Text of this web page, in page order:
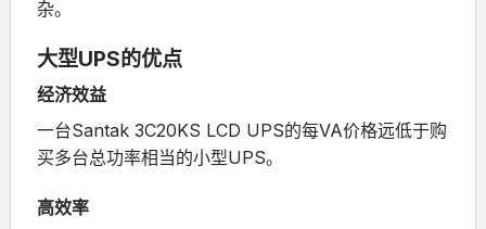
杂。
大型UPS的优点
经济效益
一台Santak 3C20KS LCD UPS的每VA价格远低于购
买多台总功率相当的小型UPS。
高效率